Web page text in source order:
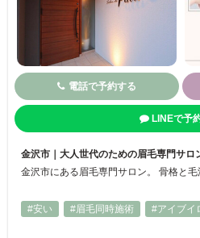
電話で予約する
LINEで予
金沢市｜大人世代のための眉毛専門サロ
#安い
#眉毛同時施術 #アイブイ